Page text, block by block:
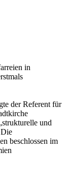
in
der Referent für
und
beschlossen im